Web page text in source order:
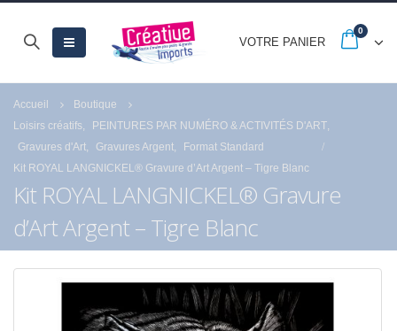
VOTRE PANIER
0
Accueil
Boutique
Loisirs créatifs
PEINTURES PAR NUMÉRO & ACTIVITÉS D'ART
Gravures d'Art
Gravures Argent
Format Standard
Kit ROYAL LANGNICKEL® Gravure d’Art Argent – Tigre Blanc
Kit ROYAL LANGNICKEL® Gravure
d’Art Argent – Tigre Blanc